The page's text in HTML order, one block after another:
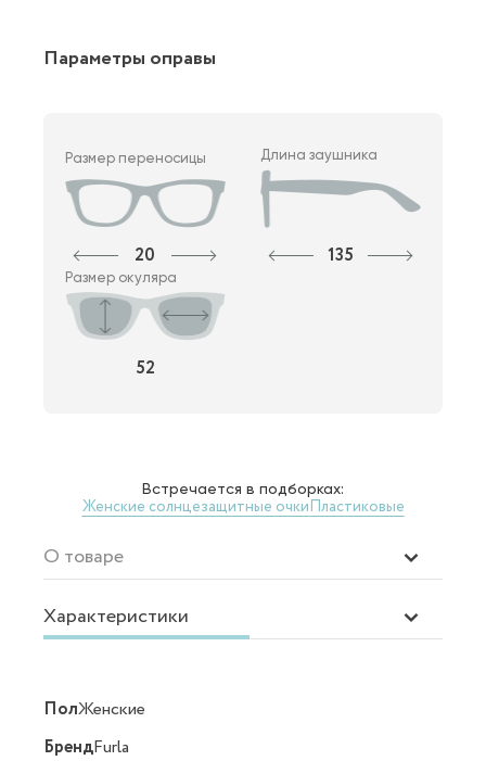
Параметры оправы
Размер переносицы
20
Длина заушника
135
Размер окуляра
52
Встречается в подборках:
Женские солнцезащитные очкиПластиковые
О товаре
Характеристики
ПолЖенские
БрендFurla